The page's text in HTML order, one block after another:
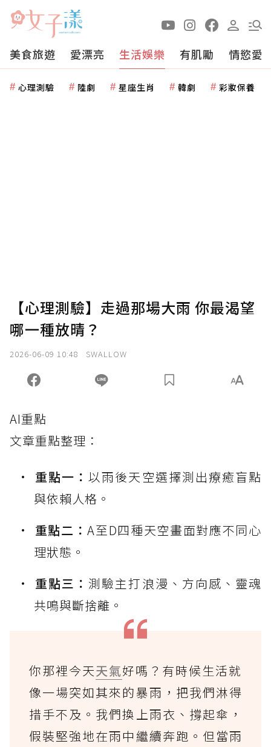
美食旅遊 愛漂亮 生活娛樂 有肌勵 情慾愛
心理測驗 陸劇 星座生肖 韓劇 彩妝保養
【心理測驗】走過那場大雨 你最渴望
哪一種放晴？
2026-06-09 10:48 SWALLOW
AI重點
文章重點整理：
重點一：以雨後天空選擇測出療癒盲點
與依賴人格。
重點二：A至D四種天空畫面對應不同心
理狀態。
重點三： 測驗主打浪漫、方向感、靈魂
共鳴與斷捨離。
你那裡今天天氣好嗎？有時候生活就
像一場突如其來的暴雨，把我們淋得
措手不及。我們換上雨衣、撐起傘，
假裝堅強地在雨中繼續奔跑。但當雨